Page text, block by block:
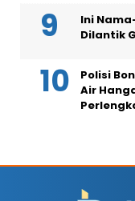
Ini
Dilantik
Polisi
Air